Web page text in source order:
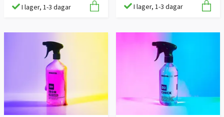
I lager, 1-3 dagar I lager, 1-3 dagar